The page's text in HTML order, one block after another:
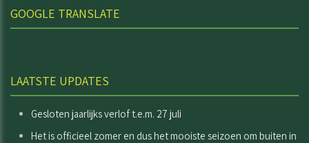
GOOGLE TRANSLATE
LAATSTE UPDATES
Gesloten jaarlijks verlof t.e.m. 27 juli
Het is officieel zomer en dus het mooiste seizoen om buiten in